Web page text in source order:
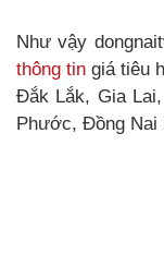
Như vậy
thông tin giá tiêu
Đắk Lắk, Gia
Phước, Đồng Nai